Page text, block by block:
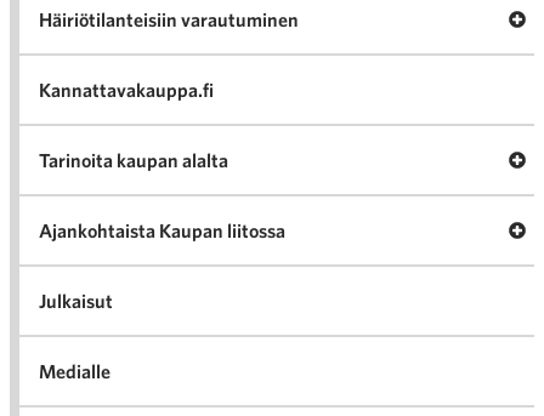
Häiriötilanteisiin varautuminen
Kannattavakauppa.fi
Tarinoita kaupan alalta
Ajankohtaista Kaupan liitossa
Julkaisut
Medialle